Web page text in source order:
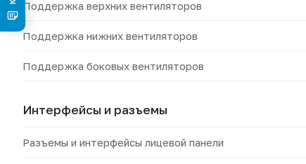
Поддержка верхних вентиляторов
Поддержка нижних вентиляторов
Поддержка боковых вентиляторов
Интерфейсы и разъемы
Разъемы и интерфейсы лицевой панели